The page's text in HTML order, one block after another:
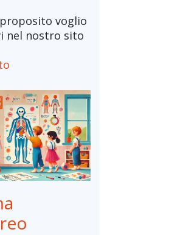
voglio
nel nostro sito